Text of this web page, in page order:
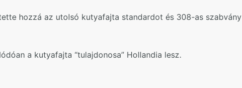
hozzá az utolsó kutyafajta standardot és 308-as szabvány
a kutyafajta “tulajdonosa” Hollandia lesz.